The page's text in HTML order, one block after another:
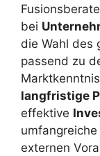
bei
die Wahl des
passend zu
langfristige
effektive
externen